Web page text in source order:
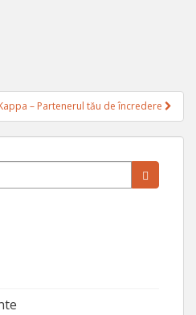
– Partenerul tău de încredere